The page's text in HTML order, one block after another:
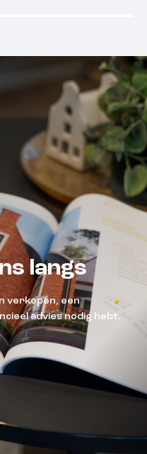
langs
verkopen, een
advies nodig hebt.